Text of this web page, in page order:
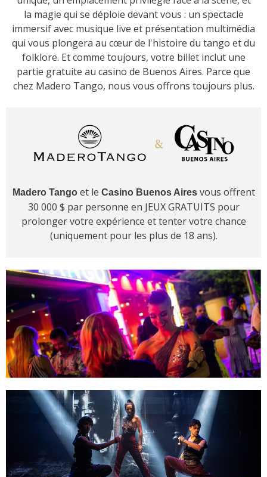
la magie qui se déploie devant vous : un spectacle
immersif avec musique live et présentation multimédia
qui vous plongera au cœur de l'histoire du tango et du
folklore. Et comme toujours, votre billet inclut une
partie gratuite au casino de Buenos Aires. Parce que
chez Madero Tango, nous vous offrons toujours plus.
Madero Tangoet le Casino Buenos Airesvous offrent
30 000 $ par personne en JEUX GRATUITS pour
prolonger votre expérience et tenter votre chance
(uniquement pour les plus de 18 ans).